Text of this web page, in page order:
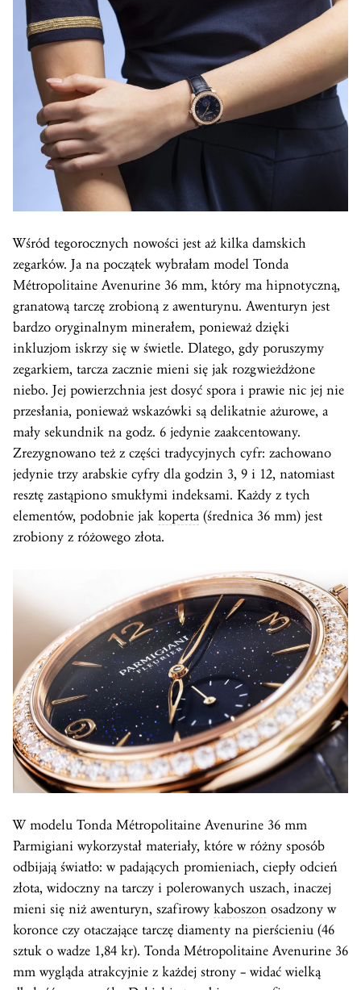
Wśród tegorocznych nowości jest aż kilka damskich
zegarków. Ja na początek wybrałam model Tonda
Métropolitaine Avenurine 36 mm, który ma hipnotyczną,
granatową tarczę zrobioną z awenturynu. Awenturyn jest
bardzo oryginalnym minerałem, ponieważ dzięki
inkluzjom iskrzy się w świetle. Dlatego, gdy poruszymy
zegarkiem, tarcza zacznie mieni się jak rozgwieżdżone
niebo. Jej powierzchnia jest dosyć spora i prawie nic jej nie
przesłania, ponieważ wskazówki są delikatnie ażurowe, a
mały sekundnik na godz. 6 jedynie zaakcentowany.
Zrezygnowano też z części tradycyjnych cyfr: zachowano
jedynie trzy arabskie cyfry dla godzin 3, 9 i 12, natomiast
resztę zastąpiono smukłymi indeksami. Każdy z tych
elementów, podobnie jak koperta (średnica 36 mm) jest
zrobiony z różowego złota.
W modelu Tonda Métropolitaine Avenurine 36 mm
Parmigiani wykorzystał materiały, które w różny sposób
odbijają światło: w padających promieniach, ciepły odcień
złota, widoczny na tarczy i polerowanych uszach, inaczej
mieni się niż awenturyn, szafirowy kaboszon osadzony w
koronce czy otaczające tarczę diamenty na pierścieniu (46
sztuk o wadze 1,84 kr). Tonda Métropolitaine Avenurine 36
mm wygląda atrakcyjnie z każdej strony – widać wielką